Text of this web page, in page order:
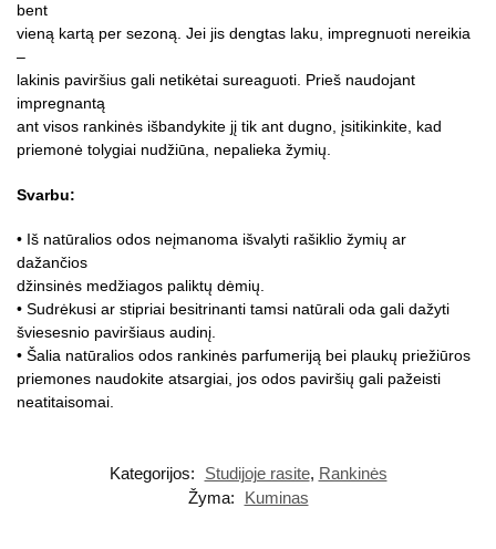
bent
vieną kartą per sezoną. Jei jis dengtas laku, impregnuoti nereikia
–
lakinis paviršius gali netikėtai sureaguoti. Prieš naudojant
impregnantą
ant visos rankinės išbandykite jį tik ant dugno, įsitikinkite, kad
priemonė tolygiai nudžiūna, nepalieka žymių.
Svarbu:
• Iš natūralios odos neįmanoma išvalyti rašiklio žymių ar
dažančios
džinsinės medžiagos paliktų dėmių.
• Sudrėkusi ar stipriai besitrinanti tamsi natūrali oda gali dažyti
šviesesnio paviršiaus audinį.
• Šalia natūralios odos rankinės parfumeriją bei plaukų priežiūros
priemones naudokite atsargiai, jos odos paviršių gali pažeisti
neatitaisomai.
Kategorijos: Studijoje rasite, Rankinės
Žyma:
Kuminas